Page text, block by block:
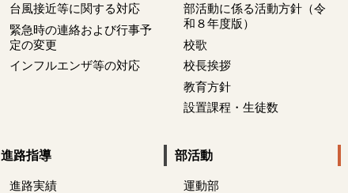
台風接近等に関する対応
緊急時の連絡および行事予
定の変更
インフルエンザ等の対応
部活動に係る活動方針（令
和８年度版）
校歌
校長挨拶
教育方針
設置課程・生徒数
進路指導
進路実績
部活動
運動部